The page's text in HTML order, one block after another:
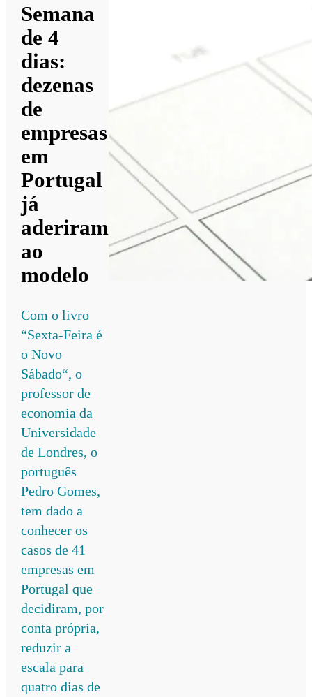
Semana
de 4
dias:
dezenas
de
empresas
em
Portugal
já
aderiram
ao
modelo
Com o livro
“Sexta-Feira é
o Novo
Sábado“, o
professor de
economia da
Universidade
de Londres, o
português
Pedro Gomes,
tem dado a
conhecer os
casos de 41
empresas em
Portugal que
decidiram, por
conta própria,
reduzir a
escala para
quatro dias de